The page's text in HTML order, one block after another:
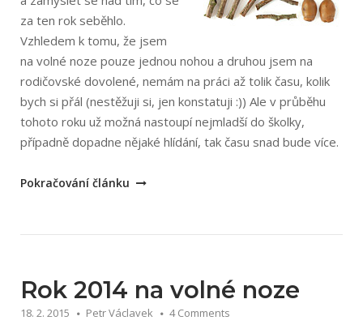
za ten rok seběhlo.
Vzhledem k tomu, že jsem
na volné noze pouze jednou nohou a druhou jsem na
rodičovské dovolené, nemám na práci až tolik času, kolik
bych si přál (nestěžuji si, jen konstatuji :)) Ale v průběhu
tohoto roku už možná nastoupí nejmladší do školky,
případně dopadne nějaké hlídání, tak času snad bude více.
„Čtvrtý
Pokračování článku
Rok 2014 na volné noze
18. 2. 2015 Petr Václavek 4 Comments